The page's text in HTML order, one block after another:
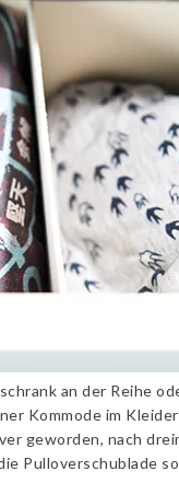
an der Reihe
Kommode im
geworden, nach
Pulloverschublade